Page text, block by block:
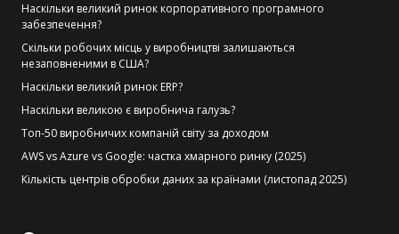
Наскільки великий ринок корпоративного програмного
забезпечення?
Скільки робочих місць у виробництві залишаються
незаповненими в США?
Наскільки великий ринок ERP?
Наскільки великою є виробнича галузь?
Топ-50 виробничих компаній світу за доходом
AWS vs Azure vs Google: частка хмарного ринку (2025)
Кількість центрів обробки даних за країнами (листопад 2025)